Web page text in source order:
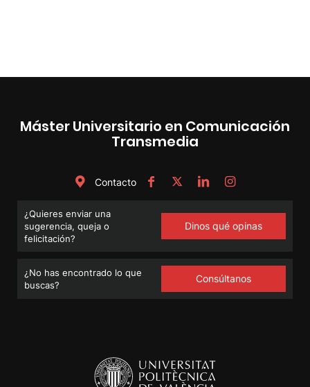
Máster Universitario en Comunicación
Transmedia
Contacto
¿Quieres enviar una
sugerencia, queja o
felicitación?
Dinos qué opinas
¿No has encontrado lo que
buscas?
Consúltanos